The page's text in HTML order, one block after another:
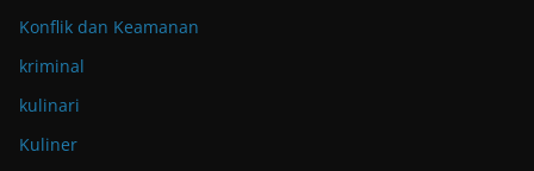
Konflik dan Keamanan
kriminal
kulinari
Kuliner